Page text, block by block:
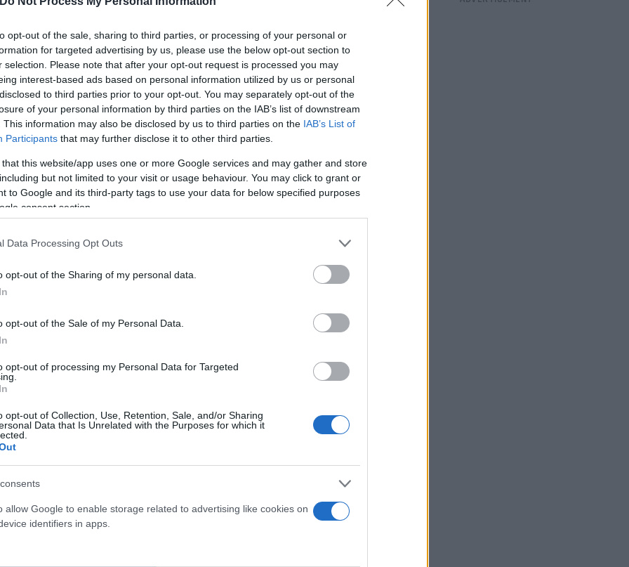
opt-out of the sale, sharing to third parties, or processing of your personal or
for targeted advertising by us, please use the below opt-out section to
selection. Please note that after your opt-out request is processed you may
interest-based ads based on personal information utilized by us or personal
to third parties prior to your opt-out. You may separately opt-out of the
of your personal information by third parties on the IAB’s list of downstream
This information may also be disclosed by us to third parties on the IAB’s List of
Participants that may further disclose it to other third parties.
that this website/app uses one or more Google services and may gather and store
but not limited to your visit or usage behaviour. You may click to grant or
to Google and its third-party tags to use your data for below specified purposes
consent section.
Data Processing Opt Outs
opt-out of the Sharing of my personal data.
opt-out of the Sale of my Personal Data.
opt-out of processing my Personal Data for Targeted
opt-out of Collection, Use, Retention, Sale, and/or Sharing
Data that Is Unrelated with the Purposes for which it
allow Google to enable storage related to advertising like cookies on
identifiers in apps.
κυκλοφοριακή συμφόρηση στην περιοχή και συγκεκριμένα
στο ύψος της Ηλιούπολης - Τραυματίστηκε αναβάτης
του προαστιακού συγκρούστηκε με φορτηγό
79χρονη - Την έσπρωξε ο σύζυγός της και την